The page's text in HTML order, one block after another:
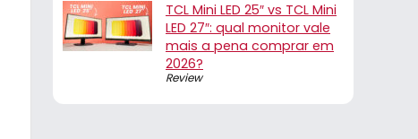
TCL Mini LED 25″ vs TCL Mini
LED 27″: qual monitor vale
mais a pena comprar em
2026?
Review